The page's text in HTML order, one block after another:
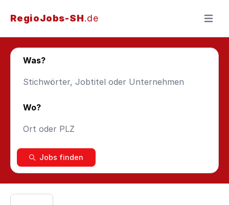
RegioJobs-SH.de Menü
Was?
Wo?
Jobs finden